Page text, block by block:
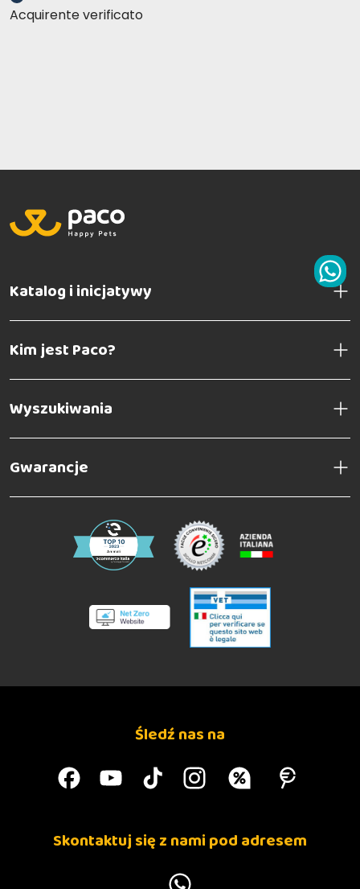
Acquirente verificato
Katalog i inicjatywy
Kim jest Paco?
Wyszukiwania
Gwarancje
Śledź nas na
Skontaktuj się z nami pod adresem